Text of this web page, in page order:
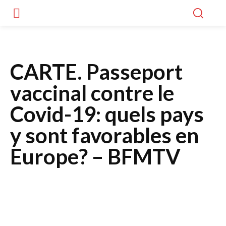
CARTE. Passeport
vaccinal contre le
Covid-19: quels pays
y sont favorables en
Europe? – BFMTV